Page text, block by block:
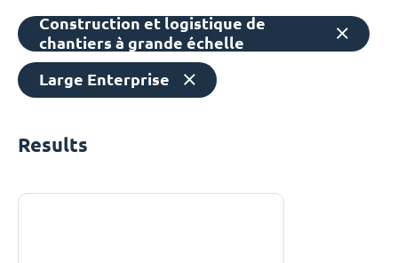
Construction et logistique de
chantiers à grande échelle
Large Enterprise
Results